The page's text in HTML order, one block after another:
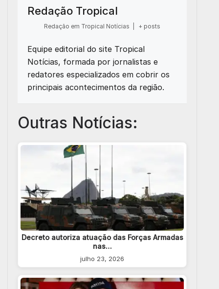
Redação Tropical
Redação em Tropical Notícias + posts
Equipe editorial do site Tropical
Notícias, formada por jornalistas e
redatores especializados em cobrir os
principais acontecimentos da região.
Outras Notícias:
Decreto autoriza atuação das Forças Armadas
nas…
julho 23, 2026